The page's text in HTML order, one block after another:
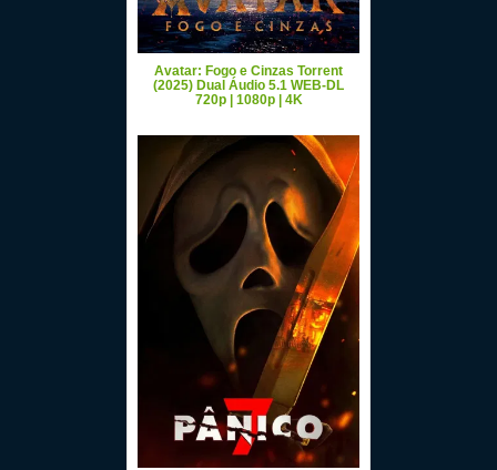
Avatar: Fogo e Cinzas Torrent
(2025) Dual Áudio 5.1 WEB-DL
720p | 1080p | 4K